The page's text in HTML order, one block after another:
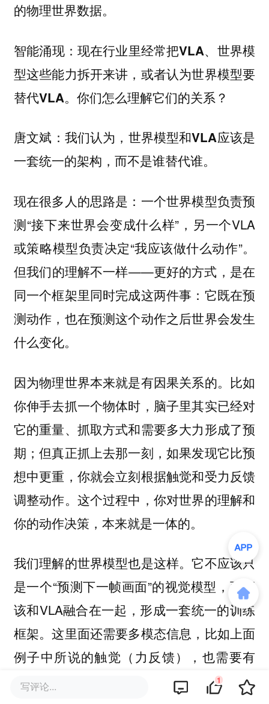
的物理世界数据。
智能涌现：现在行业里经常把VLA、世界模
型这些能力拆开来讲，或者认为世界模型要
替代VLA。你们怎么理解它们的关系？
唐文斌：我们认为， 世界模型和VLA应该是
一套统一的架构，而不是谁替代谁。
现在很多人的思路是：一个世界模型负责预
测“接下来世界会变成什么样”，另一个VLA
或策略模型负责决定“我应该做什么动作”。
但我们的理解不一样——更好的方式，是在
同一个框架里同时完成这两件事：它既在预
测动作，也在预测这个动作之后世界会发生
什么变化。
因为物理世界本来就是有因果关系的。比如
你伸手去抓一个物体时，脑子里其实已经对
它的重量、抓取方式和需要多大力形成了预
期；但真正抓上去那一刻，如果发现它比预
想中更重，你就会立刻根据触觉和受力反馈
调整动作。这个过程中，你对世界的理解和
你的动作决策，本来就是一体的。
我们理解的世界模型也是这样。它不应该只
是一个“预测下一帧画面”的视觉模型，而应
该和VLA融合在一起，形成一套统一的训练
框架。这里面还需要多模态信息，比如上面
例子中所说的触觉（力反馈），也需要有
Memory，才能把任务真正做完整。
写评论... 1